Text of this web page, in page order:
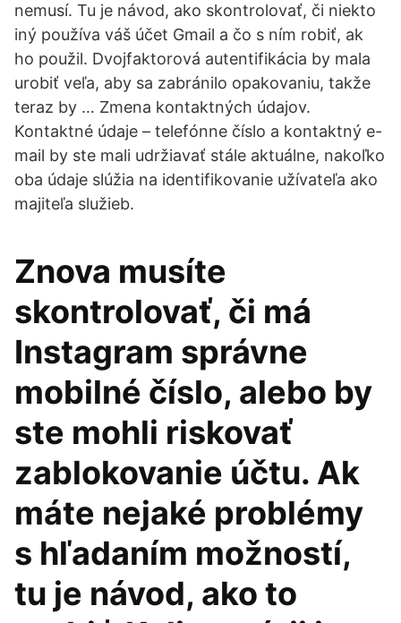
nemusí. Tu je návod, ako skontrolovať, či niekto
iný používa váš účet Gmail a čo s ním robiť, ak
ho použil. Dvojfaktorová autentifikácia by mala
urobiť veľa, aby sa zabránilo opakovaniu, takže
teraz by … Zmena kontaktných údajov.
Kontaktné údaje – telefónne číslo a kontaktný e-
mail by ste mali udržiavať stále aktuálne, nakoľko
oba údaje slúžia na identifikovanie užívateľa ako
majiteľa služieb.
Znova musíte
skontrolovať, či má
Instagram správne
mobilné číslo, alebo by
ste mohli riskovať
zablokovanie účtu. Ak
máte nejaké problémy
s hľadaním možností,
tu je návod, ako to